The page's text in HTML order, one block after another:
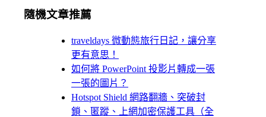
隨機文章推薦
traveldays 微動態旅行日記，讓分享
更有意思！
如何將 PowerPoint 投影片轉成一張
一張的圖片？
Hotspot Shield 網路翻牆、突破封
鎖、匿蹤、上網加密保護工具（全